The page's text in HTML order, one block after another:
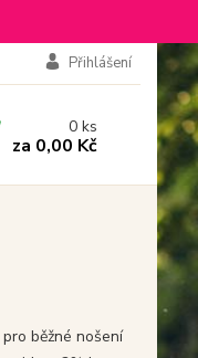
Přihlášení
0ks
za 0,00 Kč
běžné nošení